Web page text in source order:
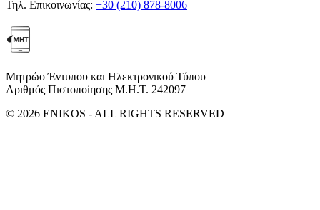
Τηλ. Επικοινωνίας: +30 (210) 878-8006
Μητρώο Έντυπου και Ηλεκτρονικού Τύπου
Αριθμός Πιστοποίησης Μ.Η.Τ. 242097
© 2026 ENIKOS - ALL RIGHTS RESERVED